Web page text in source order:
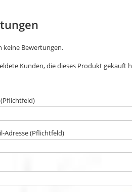
keine Bewertungen.
Kunden, die dieses Produkt gekauft
Adresse (Pflichtfeld)